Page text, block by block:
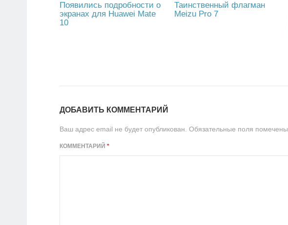
Появились подробности о
экранах для Huawei Mate
10
Таинственный флагман
Meizu Pro 7
ДОБАВИТЬ КОММЕНТАРИЙ
Ваш адрес email не будет опубликован. Обязательные поля помечены
КОММЕНТАРИЙ *